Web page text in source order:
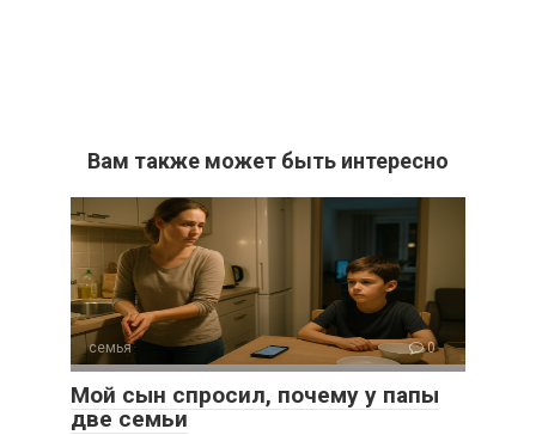
Вам также может быть интересно
семья 0
Мой сын спросил, почему у папы
две семьи